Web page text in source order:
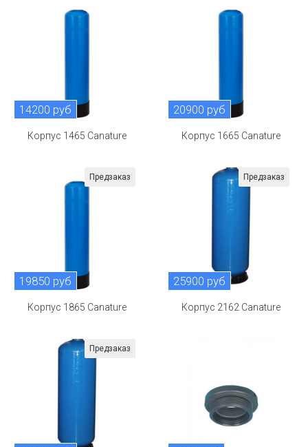
14200 руб
Корпус 1465 Canature
20900 руб
Корпус 1665 Canature
Предзаказ
19850 руб
Корпус 1865 Canature
Предзаказ
25900 руб
Корпус 2162 Canature
Предзаказ